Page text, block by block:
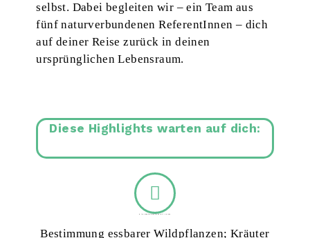
selbst. Dabei begleiten wir – ein Team aus
fünf naturverbundenen ReferentInnen – dich
auf deiner Reise zurück in deinen
ursprünglichen Lebensraum.
Diese Highlights warten auf dich:
Bestimmung essbarer Wildpflanzen; Kräuter